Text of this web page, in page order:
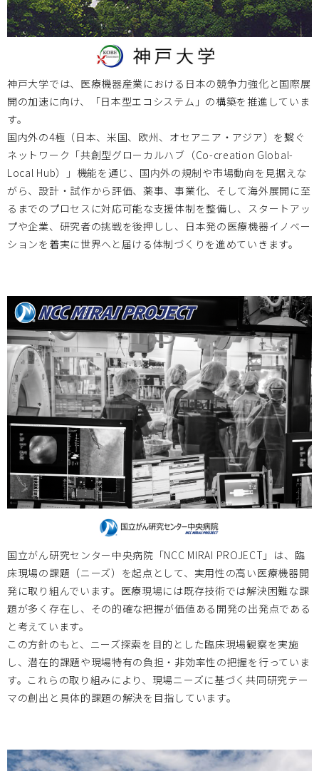
北海道大学 2023.09.15
2023/09/20 医工連携セミナーのお知らせ
「献体を使用した臨床医学の 教育・研究システムと医療機
器開発の最新動向」
岡山大学 2023.09.04
2023/10/14 、2023/11/11 2023年度次世代医療機器開発人
材育成プログラム 医療機器開発コース 受講生募集のお知ら
せ
2023/9/7 令和５年度医療機器開発ビジネススクール開催
のお知らせ
お知らせ 2023.05.15
2023/4/19～21開催の Medtech Japan 2023 和（やわら
ぎ）ブースに多数の方がお立ち寄りくださり、誠にありがと
うございました。
神戸大学 2023.03.17
2023/4/8 神戸大学大学院医学研究科医療創成工学専攻設置
記念講演・シンポジウム開催のお知らせ
神戸大学 2023.03.17
2023/3/17 第7期MDP育成プログラムエントリーコースⅠ
研修生募集のお知らせ
広島大学 2023.02.07
神戸大学では、医療機器産業における日本の競争力強化と国際展
開の加速に向け、「日本型エコシステム」の構築を推進していま
す。
国内外の4極（日本、米国、欧州、オセアニア・アジア）を繋ぐ
ネットワーク「共創型グローカルハブ（Co-creation Global-
Local Hub）」機能を通じ、国内外の規制や市場動向を見据えな
がら、設計・試作から評価、薬事、事業化、そして海外展開に至
るまでのプロセスに対応可能な支援体制を整備し、スタートアッ
プや企業、研究者の挑戦を後押しし、日本発の医療機器イノベー
ションを着実に世界へと届ける体制づくりを進めていきます。
国立がん研究センター中央病院「NCC MIRAI PROJECT」は、臨
床現場の課題（ニーズ）を起点として、実用性の高い医療機器開
発に取り組んでいます。医療現場には既存技術では解決困難な課
題が多く存在し、その的確な把握が価値ある開発の出発点である
と考えています。
この方針のもと、ニーズ探索を目的とした臨床現場観察を実施
し、潜在的課題や現場特有の負担・非効率性の把握を行っていま
す。これらの取り組みにより、現場ニーズに基づく共同研究テー
マの創出と具体的課題の解決を目指しています。